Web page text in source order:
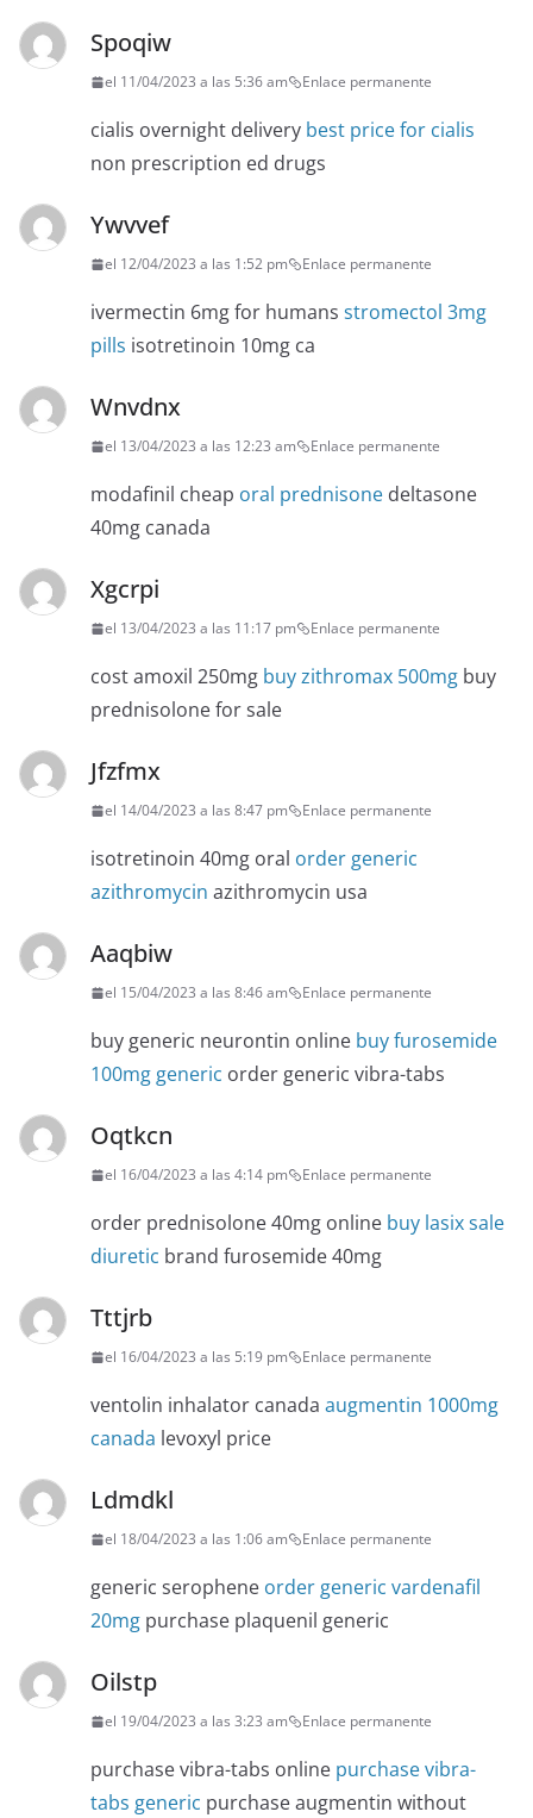
Spoqiw
el 11/04/2023 a las 5:36 am Enlace permanente
cialis overnight delivery best price for cialis
non prescription ed drugs
Ywvvef
el 12/04/2023 a las 1:52 pm Enlace permanente
ivermectin 6mg for humans stromectol 3mg
pills isotretinoin 10mg ca
Wnvdnx
el 13/04/2023 a las 12:23 am Enlace permanente
modafinil cheap oral prednisone deltasone
40mg canada
Xgcrpi
el 13/04/2023 a las 11:17 pm Enlace permanente
cost amoxil 250mg buy zithromax 500mg buy
prednisolone for sale
Jfzfmx
el 14/04/2023 a las 8:47 pm Enlace permanente
isotretinoin 40mg oral order generic
azithromycin azithromycin usa
Aaqbiw
el 15/04/2023 a las 8:46 am Enlace permanente
buy generic neurontin online buy furosemide
100mg generic order generic vibra-tabs
Oqtkcn
el 16/04/2023 a las 4:14 pm Enlace permanente
order prednisolone 40mg online buy lasix sale
diuretic brand furosemide 40mg
Tttjrb
el 16/04/2023 a las 5:19 pm Enlace permanente
ventolin inhalator canada augmentin 1000mg
canada levoxyl price
Ldmdkl
el 18/04/2023 a las 1:06 am Enlace permanente
generic serophene order generic vardenafil
20mg purchase plaquenil generic
Oilstp
el 19/04/2023 a las 3:23 am Enlace permanente
purchase vibra-tabs online purchase vibra-
tabs generic purchase augmentin without